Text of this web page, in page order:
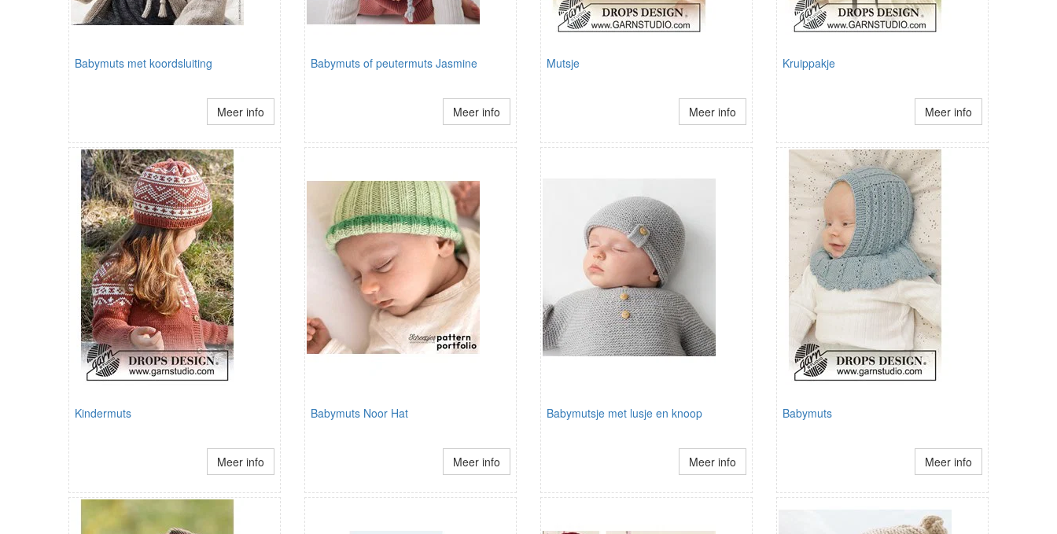
Babymuts met koordsluiting
Meer info
Babymuts of peutermuts Jasmine
Meer info
Mutsje
Meer info
Kruippakje
Meer info
Kindermuts
Meer info
Babymuts Noor Hat
Meer info
Babymutsje met lusje en knoop
Meer info
Babymuts
Meer info